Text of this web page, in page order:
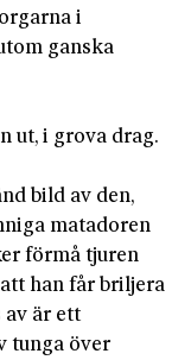
i
ganska
ut, i grova drag.
bild av den,
matadoren
förmå tjuren
han får briljera
av är ett
tunga över